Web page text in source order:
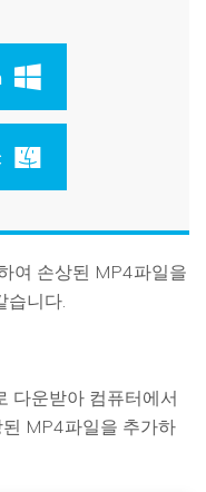
여 손상된 MP4파일을
습니다.
다운받아 컴퓨터에서
MP4파일을 추가하